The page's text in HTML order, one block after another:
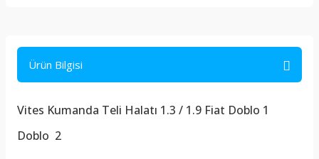
Ürün Bilgisi
Vites Kumanda Teli Halatı 1.3 / 1.9 Fiat Doblo 1
Doblo 2